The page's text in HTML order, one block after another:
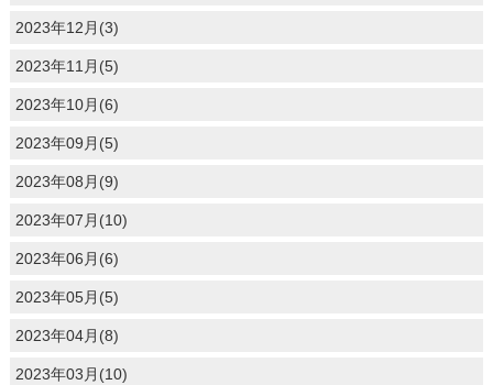
2023年12月(3)
2023年11月(5)
2023年10月(6)
2023年09月(5)
2023年08月(9)
2023年07月(10)
2023年06月(6)
2023年05月(5)
2023年04月(8)
2023年03月(10)